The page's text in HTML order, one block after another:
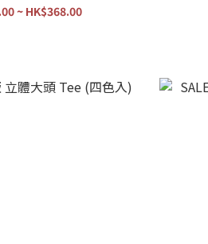
~ HK$368.00